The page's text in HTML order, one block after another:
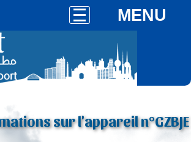
MENU
sur l'appareil n°GZBJE